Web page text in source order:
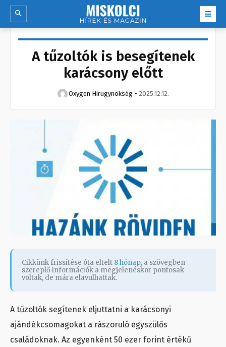
A tűzoltók is besegítenek
karácsony előtt
Oxygen Hirügynökség - 2025.12.12.
Cikkünk frissítése óta eltelt 8 hónap, a szövegben
szereplő információk a megjelenéskor pontosak
voltak, de mára elavulhattak.
A tűzoltók segítenek eljuttatni a karácsonyi
ajándékcsomagokat a rászoruló egyszülős
családoknak. Az egyenként 50 ezer forint értékű